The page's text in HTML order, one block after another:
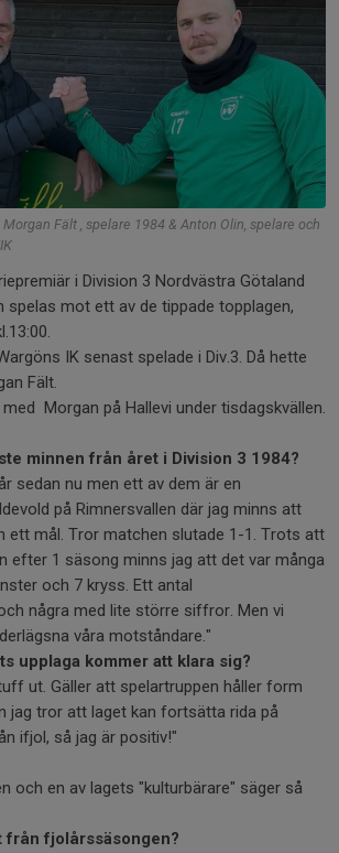
Fält , spelare 1984 & Anton Olin, spelare och
i Division 3 Nordvästra Götaland
mot ett av de tippade topplagen,
IK senast spelade i Div.3. Då hette
Fält.
Morgan på Hallevi under tisdagskvällen.
minnen från året i Division 3 1984?
sedan nu men ett av dem är en
på Rimnersvallen där jag minns att
ett mål. Tror matchen slutade 1-1. Trots att
efter 1 säsong minns jag att det var många
och 7 kryss. Ett antal
några med lite större siffror. Men vi
våra motståndare."
upplaga kommer att klara sig?
ut. Gäller att spelartruppen håller form
jag tror att laget kan fortsätta rida på
ifjol, så jag är positiv!"
och en av lagets "kulturbärare" säger så
från fjolårssäsongen?